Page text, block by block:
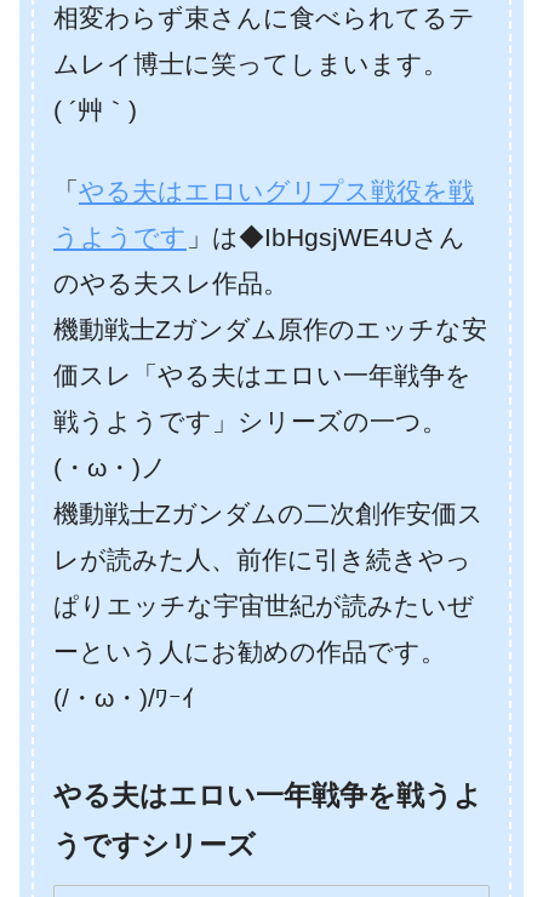
相変わらず束さんに食べられてるテ
ムレイ博士に笑ってしまいます。
( ´艸｀)
「 やる夫はエロいグリプス戦役を戦
うようです 」は◆IbHgsjWE4Uさん
のやる夫スレ作品。
機動戦士Zガンダム原作のエッチな安
価スレ「やる夫はエロい一年戦争を
戦うようです」シリーズの一つ。
(・ω・)ノ
機動戦士Zガンダムの二次創作安価ス
レが読みた人、前作に引き続きやっ
ぱりエッチな宇宙世紀が読みたいぜ
ーという人にお勧めの作品です。
(/・ω・)/ﾜｰｲ
やる夫はエロい一年戦争を戦うよ
うですシリーズ